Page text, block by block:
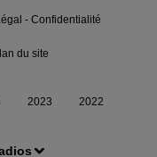
- Confidentialité
du site
2023 2022